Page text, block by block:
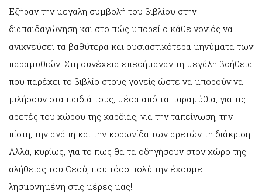
Εξήραν την μεγάλη συμβολή του βιβλίου στην
διαπαιδαγώγηση και στο πώς μπορεί ο κάθε γονιός να
ανιχνεύσει τα βαθύτερα και ουσιαστικότερα μηνύματα των
παραμυθιών. Στη συνέχεια επεσήμαναν τη μεγάλη βοήθεια
που παρέχει το βιβλίο στους γονείς ώστε να μπορούν να
μιλήσουν στα παιδιά τους, μέσα από τα παραμύθια, για τις
αρετές του χώρου της καρδιάς, για την ταπείνωση, την
πίστη, την αγάπη και την κορωνίδα των αρετών τη διάκριση!
Αλλά, κυρίως, για το πως θα τα οδηγήσουν στον χώρο της
αλήθειας του Θεού, που τόσο πολύ την έχουμε
λησμονημένη στις μέρες μας!